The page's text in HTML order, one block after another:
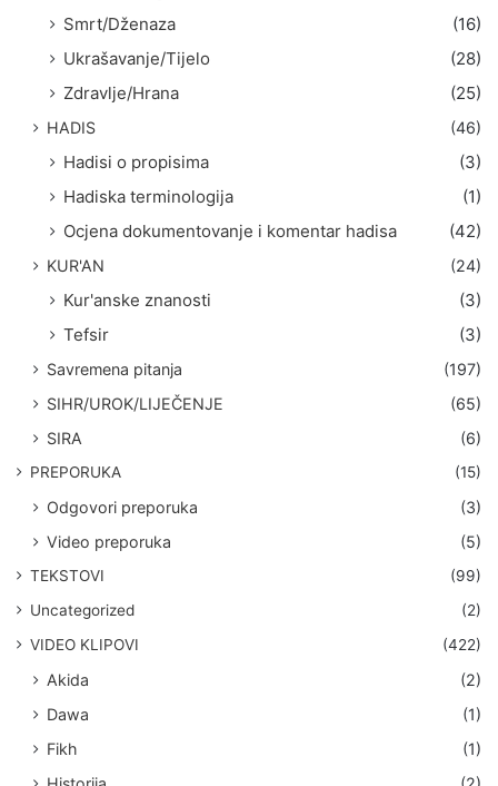
Smrt/Dženaza
(16)
Ukrašavanje/Tijelo
(28)
Zdravlje/Hrana
(25)
HADIS (46)
Hadisi o propisima
(3)
Hadiska terminologija
(1)
Ocjena dokumentovanje i komentar hadisa
(42)
KUR'AN (24)
Kur'anske znanosti
(3)
Tefsir
(3)
Savremena pitanja
(197)
SIHR/UROK/LIJEČENJE
(65)
SIRA
(6)
PREPORUKA (15)
Odgovori preporuka
(3)
Video preporuka
(5)
TEKSTOVI
(99)
Uncategorized
(2)
VIDEO KLIPOVI
(422)
Akida
(2)
Dawa
(1)
Fikh
(1)